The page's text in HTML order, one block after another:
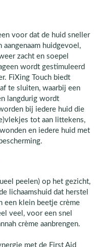
voor dat de huid sneller
aangenaam huidgevoel,
zacht en soepel
wordt gestimuleerd
FiXing Touch biedt
te sluiten, waarbij een
langdurig wordt
bij iedere huid die
tot aan littekens,
en iedere huid met
peelen) op het gezicht,
lichaamshuid dat herstel
een klein beetje crème
veel, voor een snel
crème aanbrengen.
met de First Aid